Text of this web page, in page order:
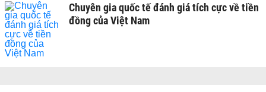
Chuyên gia quốc tế đánh giá tích cực về tiền
đồng của Việt Nam